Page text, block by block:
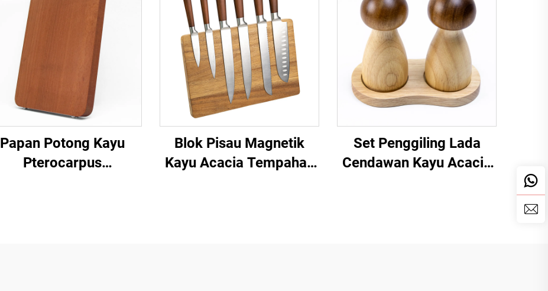
Papan Potong Kayu
Pterocarpus
Blok Pisau Magnetik
Kayu Acacia Tempahan
Set Penggiling Lada
Cendawan Kayu Acacia